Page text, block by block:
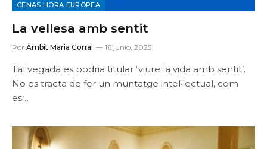
CENAS HORA EUROPEA
La vellesa amb sentit
Por Àmbit Maria Corral 16 junio, 2025
Tal vegada es podria titular ‘viure la vida amb sentit’.
No es tracta de fer un muntatge intel·lectual, com
es…